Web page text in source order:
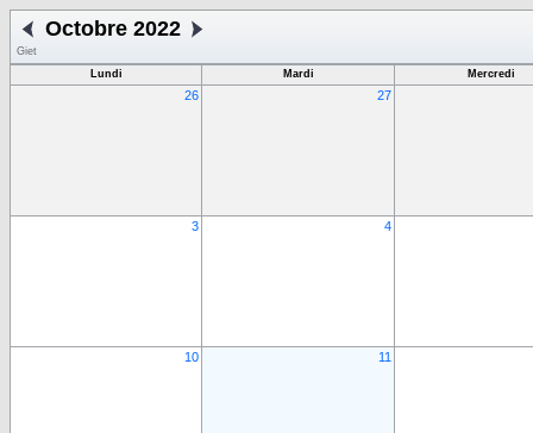
Octobre 2022
Giet
Lundi
Mardi Mercredi
26 27
3 4
10 11